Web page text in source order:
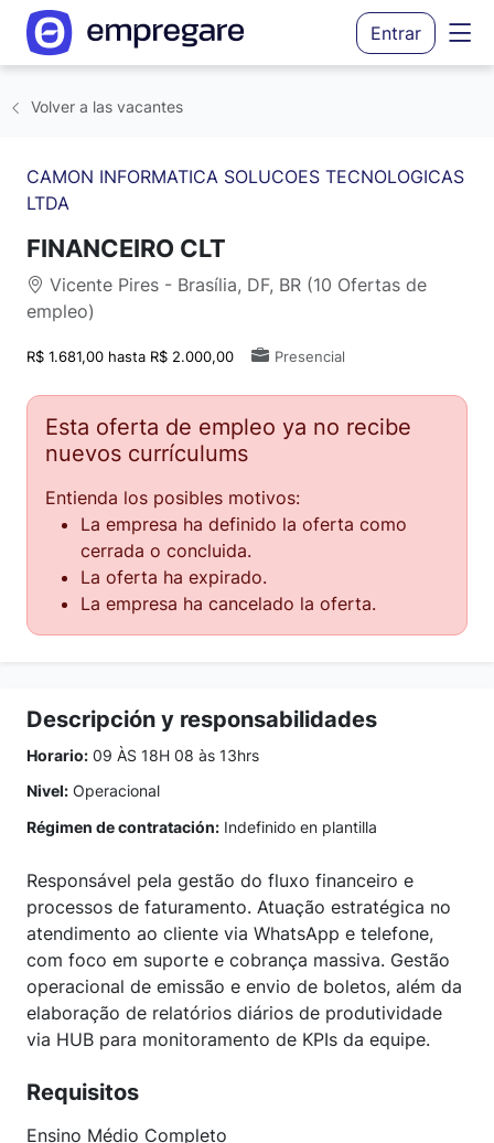
Entrar
Volver a las vacantes
CAMON INFORMATICA SOLUCOES TECNOLOGICAS
LTDA
FINANCEIRO CLT
Vicente Pires - Brasília, DF, BR (10 Ofertas de
empleo)
R$ 1.681,00 hasta R$ 2.000,00 Presencial
Esta oferta de empleo ya no recibe
nuevos currículums
Entienda los posibles motivos:
La empresa ha definido la oferta como
cerrada o concluida.
La oferta ha expirado.
La empresa ha cancelado la oferta.
Descripción y responsabilidades
Horario: 09 ÀS 18H 08 às 13hrs
Nivel: Operacional
Régimen de contratación: Indefinido en plantilla
Responsável pela gestão do fluxo financeiro e
processos de faturamento. Atuação estratégica no
atendimento ao cliente via WhatsApp e telefone,
com foco em suporte e cobrança massiva. Gestão
operacional de emissão e envio de boletos, além da
elaboração de relatórios diários de produtividade
via HUB para monitoramento de KPIs da equipe.
Requisitos
Ensino Médio Completo